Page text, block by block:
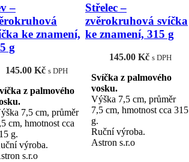
–
ke znamení,
g
145.00 Kč s DPH
z palmového
7,5 cm, průměr
cm, hmotnost cca
g.
výroba.
s.r.o
Střelec –
zvěrokruhová svíčka
ke znamení, 315 g
145.00 Kč s DPH
Svíčka z palmového
vosku.
Výška 7,5 cm, průměr
7,5 cm, hmotnost cca 315
g.
Ruční výroba.
Astron s.r.o